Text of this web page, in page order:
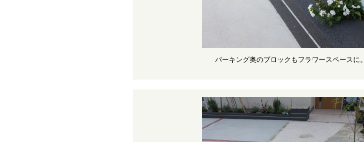
パーキング奥のブロックもフラワースペースに。